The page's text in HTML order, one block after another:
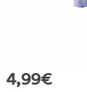
4,99€